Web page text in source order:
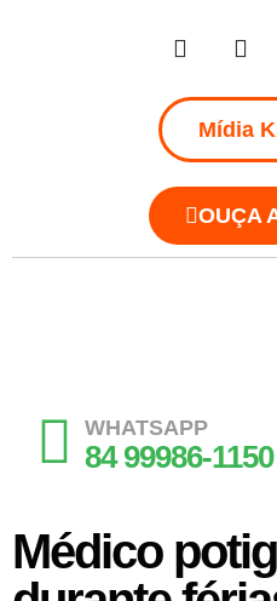
Mídia
OUÇA
WHATSAPP
84 99986-1150
Médico